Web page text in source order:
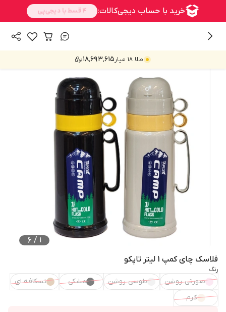
طلا ۱۸ عیار ۱۸٬۶۹۳٬۶۱۵
1
/
6
فلاسک چای کمپ 1 لیتر تاپکو
رنگ
صورتی روشن طوسی روشن مشکی
نسکافه ای
کرم